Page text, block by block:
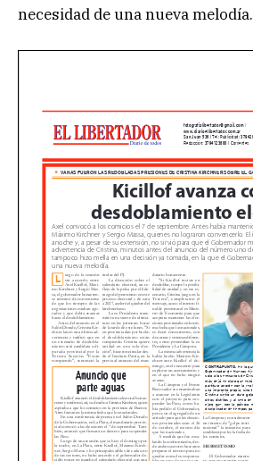
necesidad de una nueva melodía.